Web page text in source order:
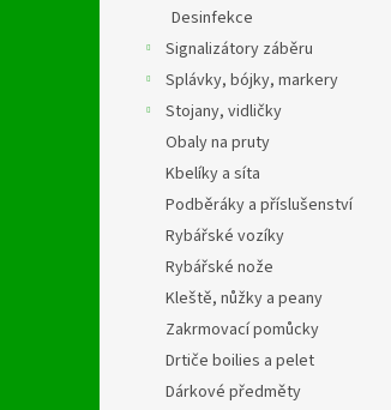
Desinfekce
Signalizátory záběru
Splávky, bójky, markery
Stojany, vidličky
Obaly na pruty
Kbelíky a síta
Podběráky a příslušenství
Rybářské vozíky
Rybářské nože
Kleště, nůžky a peany
Zakrmovací pomůcky
Drtiče boilies a pelet
Dárkové předměty